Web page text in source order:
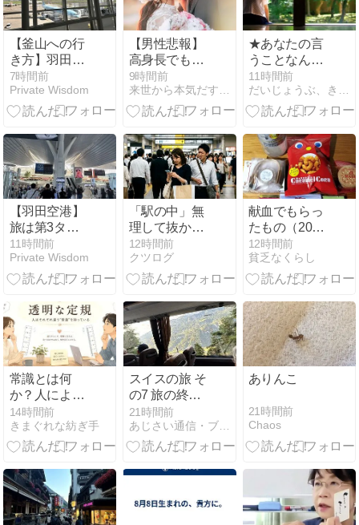
【釜山への行
き方】羽田か
ら金浦経由で
金海空港へ。
大韓航空の機
と、金浦の無
料循環バス乗
り継ぎ実践記
7時間前
Private Wisdom
【男性悲報】
高身長でも婚
活で有利と限
らず。
9時間前
来世から本気だす速報
★あなたの言
うことなんか
信じない。
11時間前
だいじょうぶ、きっと飛び立てる。
【羽田空港】
旅は第3ター
ミナル「TIAT
ラウンジ」の
朝ビールから
げと焼きそば
で整える出発
前のひととき
11時間前
Private Wisdom
「駅の中」無
理して抜かし
た割には、
「結局遅い」
愛知の女性心
12時間前
クツログ
献血でもらっ
たもの（2026
年8月）
12時間前
貧乏なくらし
常識とは何
か？人によっ
て違う「普
通」を擦り合
わせる4つの
14時間前
きまぐれな紡ぎ手
スイスの旅 そ
の7 旅の終わ
り
21時間前
あじさい通信・ブログ版
ありんこ
21時間前
Chaos